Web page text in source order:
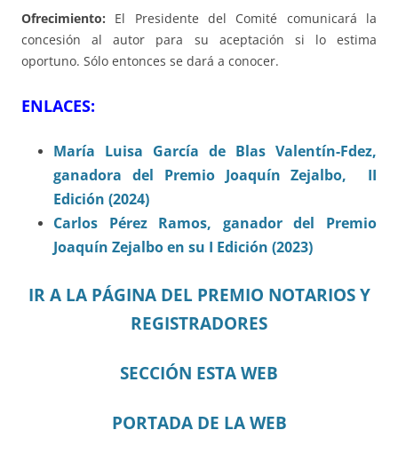
Ofrecimiento: El Presidente del Comité comunicará la
concesión al autor para su aceptación si lo estima
oportuno. Sólo entonces se dará a conocer.
ENLACES:
María Luisa García de Blas Valentín-Fdez,
ganadora del Premio Joaquín Zejalbo, II
Edición (2024)
Carlos Pérez Ramos, ganador del Premio
Joaquín Zejalbo en su I Edición (2023)
IR A LA PÁGINA DEL PREMIO NOTARIOS Y
REGISTRADORES
SECCIÓN ESTA WEB
PORTADA DE LA WEB